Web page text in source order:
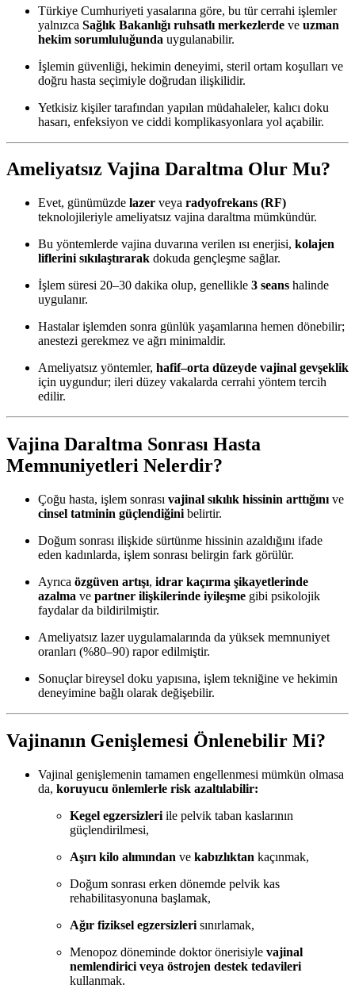
Türkiye Cumhuriyeti yasalarına göre, bu tür cerrahi işlemler
yalnızca Sağlık Bakanlığı ruhsatlı merkezlerde ve uzman
hekim sorumluluğunda uygulanabilir.
İşlemin güvenliği, hekimin deneyimi, steril ortam koşulları ve
doğru hasta seçimiyle doğrudan ilişkilidir.
Yetkisiz kişiler tarafından yapılan müdahaleler, kalıcı doku
hasarı, enfeksiyon ve ciddi komplikasyonlara yol açabilir.
Ameliyatsız Vajina Daraltma Olur Mu?
Evet, günümüzde lazer veya radyofrekans (RF)
teknolojileriyle ameliyatsız vajina daraltma mümkündür.
Bu yöntemlerde vajina duvarına verilen ısı enerjisi, kolajen
liflerini sıkılaştırarak dokuda gençleşme sağlar.
İşlem süresi 20–30 dakika olup, genellikle 3 seans halinde
uygulanır.
Hastalar işlemden sonra günlük yaşamlarına hemen dönebilir;
anestezi gerekmez ve ağrı minimaldir.
Ameliyatsız yöntemler, hafif–orta düzeyde vajinal gevşeklik
için uygundur; ileri düzey vakalarda cerrahi yöntem tercih
edilir.
Vajina Daraltma Sonrası Hasta
Memnuniyetleri Nelerdir?
Çoğu hasta, işlem sonrası vajinal sıkılık hissinin arttığını ve
cinsel tatminin güçlendiğini belirtir.
Doğum sonrası ilişkide sürtünme hissinin azaldığını ifade
eden kadınlarda, işlem sonrası belirgin fark görülür.
Ayrıca özgüven artışı, idrar kaçırma şikayetlerinde
azalma ve partner ilişkilerinde iyileşme gibi psikolojik
faydalar da bildirilmiştir.
Ameliyatsız lazer uygulamalarında da yüksek memnuniyet
oranları (%80–90) rapor edilmiştir.
Sonuçlar bireysel doku yapısına, işlem tekniğine ve hekimin
deneyimine bağlı olarak değişebilir.
Vajinanın Genişlemesi Önlenebilir Mi?
Vajinal genişlemenin tamamen engellenmesi mümkün olmasa
da, koruyucu önlemlerle risk azaltılabilir:
Kegel egzersizleri ile pelvik taban kaslarının
güçlendirilmesi,
Aşırı kilo alımından ve kabızlıktan kaçınmak,
Doğum sonrası erken dönemde pelvik kas
rehabilitasyonuna başlamak,
Ağır fiziksel egzersizleri sınırlamak,
Menopoz döneminde doktor önerisiyle vajinal
nemlendirici veya östrojen destek tedavileri
kullanmak.